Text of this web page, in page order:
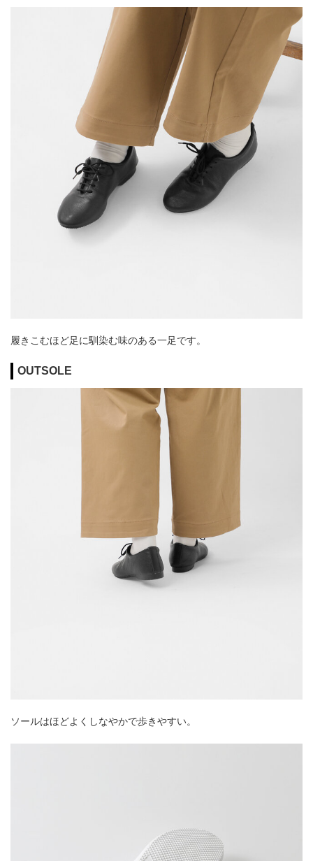
履きこむほど足に馴染む味のある一足です。
OUTSOLE
ソールはほどよくしなやかで歩きやすい。